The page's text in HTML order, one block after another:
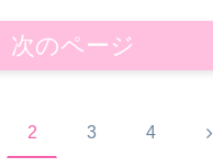
次のページ
2 3 4 次